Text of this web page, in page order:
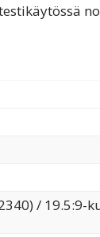
/ 19.5:9-